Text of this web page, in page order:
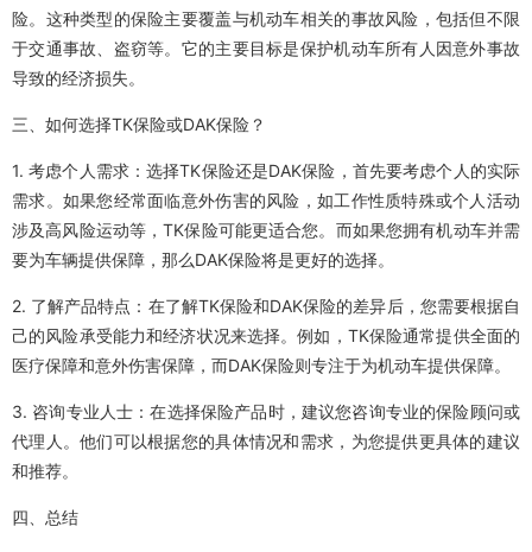
险。这种类型的保险主要覆盖与机动车相关的事故风险，包括但不限
于交通事故、盗窃等。它的主要目标是保护机动车所有人因意外事故
导致的经济损失。
三、如何选择TK保险或DAK保险？
1. 考虑个人需求：选择TK保险还是DAK保险，首先要考虑个人的实际
需求。如果您经常面临意外伤害的风险，如工作性质特殊或个人活动
涉及高风险运动等，TK保险可能更适合您。而如果您拥有机动车并需
要为车辆提供保障，那么DAK保险将是更好的选择。
2. 了解产品特点：在了解TK保险和DAK保险的差异后，您需要根据自
己的风险承受能力和经济状况来选择。例如，TK保险通常提供全面的
医疗保障和意外伤害保障，而DAK保险则专注于为机动车提供保障。
3. 咨询专业人士：在选择保险产品时，建议您咨询专业的保险顾问或
代理人。他们可以根据您的具体情况和需求，为您提供更具体的建议
和推荐。
四、总结